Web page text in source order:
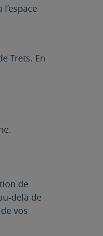
Trets. En
de
delà de
vos